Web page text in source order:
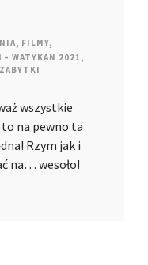
, FILMY,
– WATYKAN 2021 ,
ZABYTKI
wszystkie
na pewno ta
Rzym jak i
na… wesoło!